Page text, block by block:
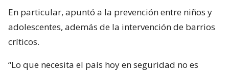
En particular, apuntó a la prevención entre niños y
adolescentes, además de la intervención de barrios
críticos.
“Lo que necesita el país hoy en seguridad no es